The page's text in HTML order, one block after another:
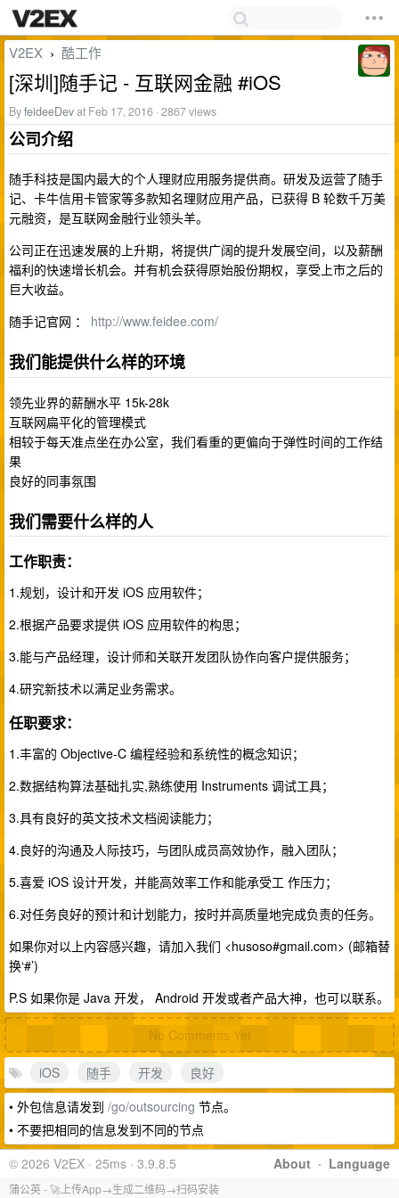
V2EX › 酷工作
[深圳]随手记 - 互联网金融 #iOS
ByfeideeDevat Feb 17, 2016 · 2867 views
公司介绍
随手科技是国内最大的个人理财应用服务提供商。研发及运营了随手
记、卡牛信用卡管家等多款知名理财应用产品，已获得 B 轮数千万美
元融资，是互联网金融行业领头羊。
公司正在迅速发展的上升期，将提供广阔的提升发展空间，以及薪酬
福利的快速增长机会。并有机会获得原始股份期权，享受上市之后的
巨大收益。
随手记官网 ： http://www.feidee.com/
我们能提供什么样的环境
领先业界的薪酬水平 15k-28k
互联网扁平化的管理模式
相较于每天准点坐在办公室，我们看重的更偏向于弹性时间的工作结
果
良好的同事氛围
我们需要什么样的人
工作职责：
1.规划，设计和开发 iOS 应用软件；
2.根据产品要求提供 iOS 应用软件的构思；
3.能与产品经理，设计师和关联开发团队协作向客户提供服务；
4.研究新技术以满足业务需求。
任职要求：
1.丰富的 Objective-C 编程经验和系统性的概念知识；
2.数据结构算法基础扎实,熟练使用 Instruments 调试工具；
3.具有良好的英文技术文档阅读能力；
4.良好的沟通及人际技巧，与团队成员高效协作，融入团队；
5.喜爱 iOS 设计开发，并能高效率工作和能承受工 作压力；
6.对任务良好的预计和计划能力，按时并高质量地完成负责的任务。
如果你对以上内容感兴趣，请加入我们 <husoso#gmail.com> (邮箱替
换‘#’)
P.S 如果你是 Java 开发， Android 开发或者产品大神，也可以联系。
No Comments Yet
iOS 随手 开发
良好
• 外包信息请发到 /go/outsourcing 节点。
• 不要把相同的信息发到不同的节点
About · Language
© 2026 V2EX · 25ms · 3.9.8.5
蒲公英 - 🚀上传App→生成二维码→扫码安装